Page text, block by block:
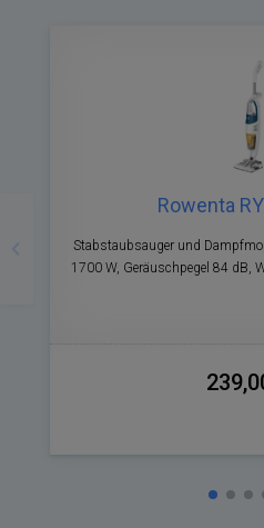
Rowenta
Stabstaubsauger und
1700 W, Geräuschpegel 84 dB,